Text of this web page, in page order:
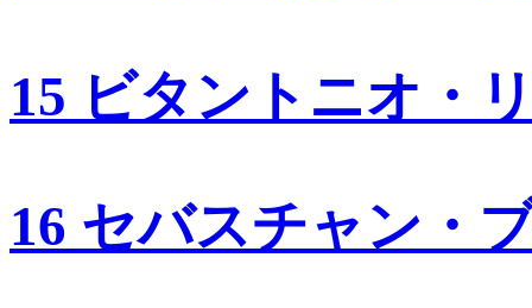
15 ビタントニオ・
16 セバスチャン・